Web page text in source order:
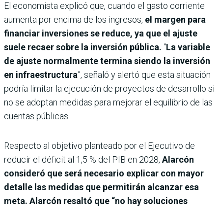
El economista explicó que, cuando el gasto corriente
aumenta por encima de los ingresos, el margen para
financiar inversiones se reduce, ya que el ajuste
suele recaer sobre la inversión pública. “La variable
de ajuste normalmente termina siendo la inversión
en infraestructura”, señaló y alertó que esta situación
podría limitar la ejecución de proyectos de desarrollo si
no se adoptan medidas para mejorar el equilibrio de las
cuentas públicas.
Respecto al objetivo planteado por el Ejecutivo de
reducir el déficit al 1,5 % del PIB en 2028, Alarcón
consideró que será necesario explicar con mayor
detalle las medidas que permitirán alcanzar esa
meta. Alarcón resaltó que “no hay soluciones